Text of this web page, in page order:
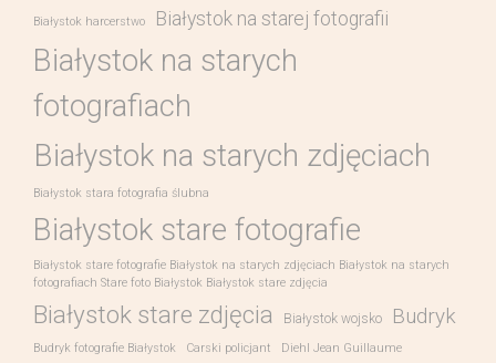
Białystok harcerstwo Białystok na starej fotografii
Białystok na starych
fotografiach
Białystok na starych zdjęciach
Białystok stara fotografia ślubna
Białystok stare fotografie
Białystok stare fotografie Białystok na starych zdjęciach Białystok na starych
fotografiach Stare foto Białystok Białystok stare zdjęcia
Białystok stare zdjęcia Białystok wojsko Budryk
Budryk fotografie Białystok Carski policjant Diehl Jean Guillaume